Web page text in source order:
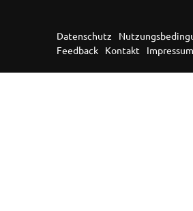
Datenschutz
Feedback
Kontakt Impressum